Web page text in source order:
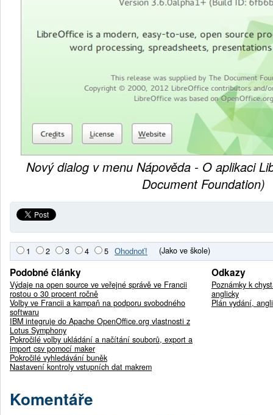
Nový dialog v menu Nápověda - O aplikaci
Document Foundation)
1 2 3 4 5 (Jako ve škole)
Podobné články
Výdaje na open source ve veřejné správě ve Francii
rostou o 30 procent ročně
Volby ve Francii a kampaň na podporu svobodného
softwaru
IBM integruje do Apache OpenOffice.org vlastnosti z
Lotus Symphony
Pokročilé volby ukládání a načítání souborů, export a
import csv pomocí maker
Pokročilé vyhledávání buněk
Nastavení kontroly vstupních dat makrem
Odkazy
Poznámky k
anglicky
Plán vydání,
Komentáře